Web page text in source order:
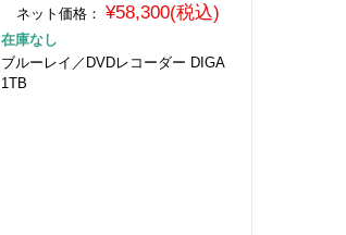
ネット価格： ¥58,300(税込)
在庫なし
ブルーレイ／DVDレコーダー DIGA
1TB